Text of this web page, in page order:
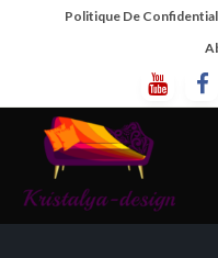
Politique De
Site De Partage De